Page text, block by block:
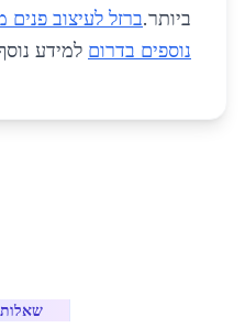
ביותר.ברזל לעיצוב
נוספים בדרום למידע
שאלות